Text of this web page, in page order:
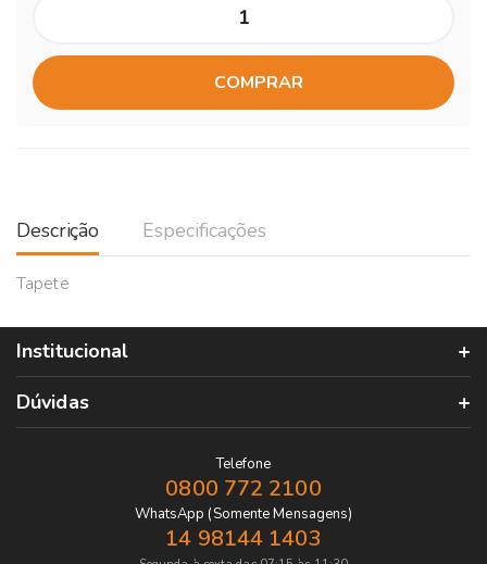
COMPRAR
Descrição Especificações
Tapete
Institucional
Dúvidas
Telefone
0800 772 2100
WhatsApp (Somente Mensagens)
14 98144 1403